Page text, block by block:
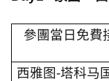
參團當日免費
西雅图-塔科马